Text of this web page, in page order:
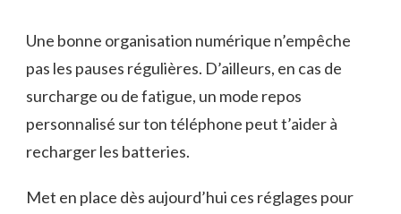
Une bonne organisation numérique n’empêche
pas les pauses régulières. D’ailleurs, en cas de
surcharge ou de fatigue, un mode repos
personnalisé sur ton téléphone peut t’aider à
recharger les batteries.
Met en place dès aujourd’hui ces réglages pour